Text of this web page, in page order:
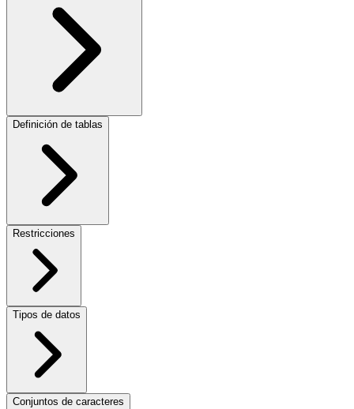
Definición de tablas
Restricciones
Tipos de datos
Conjuntos de caracteres